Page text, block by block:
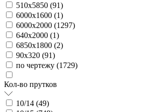
510х5850 (91)
6000х1600 (1)
6000х2000 (1297)
640х2000 (1)
6850х1800 (2)
90х320 (91)
по чертежу (1729)
Кол-во прутков
10/14 (49)